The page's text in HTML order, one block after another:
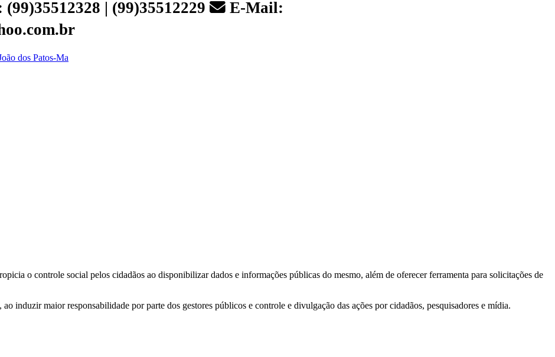
| (99)35512229
E-Mail:
dos Patos-Ma
o controle social pelos cidadãos ao disponibilizar dados e informações públicas do mesmo, além de oferecer ferramenta para solicitações de
induzir maior responsabilidade por parte dos gestores públicos e controle e divulgação das ações por cidadãos, pesquisadores e mídia.